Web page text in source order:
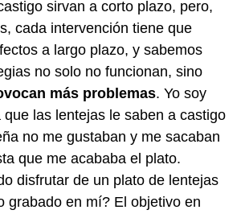
sirvan a corto plazo, pero,
cada intervención tiene que
a largo plazo, y sabemos
no solo no funcionan, sino
más problemas. Yo soy
que las lentejas le saben a castigo
no me gustaban y me sacaban
que me acababa el plato.
disfrutar de un plato de lentejas
grabado en mí? El objetivo en